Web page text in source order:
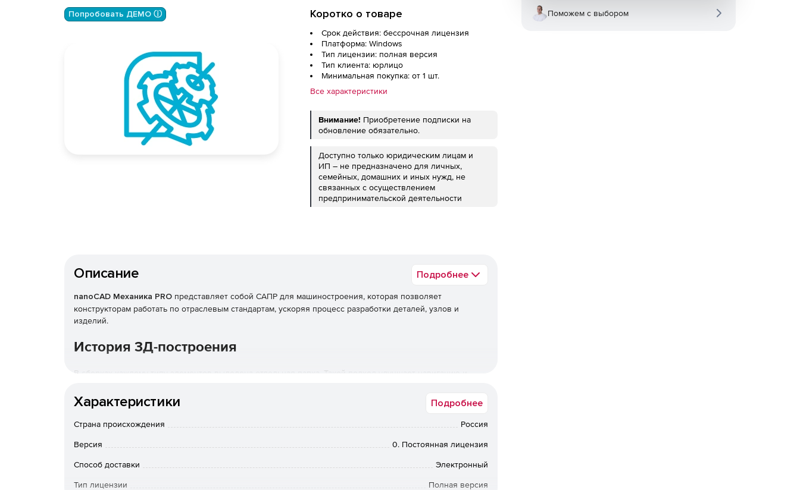
Попробовать ДЕМО ⓘ Коротко о товаре
Срок действия: бессрочная лицензия
Платформа: Windows
Тип лицензии: полная версия
Тип клиента: юрлицо
Минимальная покупка: от 1 шт.
Все характеристики
Внимание! Приобретение подписки на
обновление обязательно.
Доступно только юридическим лицам и
ИП – не предназначено для личных,
семейных, домашних и иных нужд, не
связанных с осуществлением
предпринимательской деятельности
Описание Подробнее
nanoCAD Механика PRO представляет собой САПР для машиностроения, которая позволяет
конструкторам работать по отраслевым стандартам, ускоряя процесс разработки деталей, узлов и
изделий.
История 3Д-построения
В сборках каждому типу элементов выделена отдельная папка. Такой подход улучшает навигацию и
Определенные эскизы
визуального анализа и дополнения геометрии.
Характеристики Подробнее
Страна происхождения Россия
Версия 0. Постоянная лицензия
Способ доставки Электронный
Тип лицензии Полная версия
Поможем с выбором